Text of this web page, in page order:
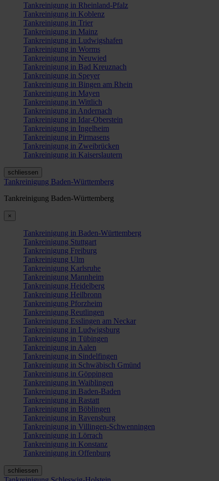
Tankreinigung in Rheinland-Pfalz
Tankreinigung in Koblenz
Tankreinigung in Trier
Tankreinigung in Mainz
Tankreinigung in Ludwigshafen
Tankreinigung in Worms
Tankreinigung in Neuwied
Tankreinigung in Bad Kreuznach
Tankreinigung in Speyer
Tankreinigung in Bingen am Rhein
Tankreinigung in Mayen
Tankreinigung in Wittlich
Tankreinigung in Andernach
Tankreinigung in Idar-Oberstein
Tankreinigung in Ingelheim
Tankreinigung in Pirmasens
Tankreinigung in Zweibrücken
Tankreinigung in Kaiserslautern
schliessen
Tankreinigung Baden-Württemberg
Tankreinigung Baden-Württemberg
×
Tankreinigung in Baden-Württemberg
Tankreinigung Stuttgart
Tankreinigung Freiburg
Tankreinigung Ulm
Tankreinigung Karlsruhe
Tankreinigung Mannheim
Tankreinigung Heidelberg
Tankreinigung Heilbronn
Tankreinigung Pforzheim
Tankreinigung Reutlingen
Tankreinigung Esslingen am Neckar
Tankreinigung in Ludwigsburg
Tankreinigung in Tübingen
Tankreinigung in Aalen
Tankreinigung in Sindelfingen
Tankreinigung in Schwäbisch Gmünd
Tankreinigung in Göppingen
Tankreinigung in Waiblingen
Tankreinigung in Baden-Baden
Tankreinigung in Rastatt
Tankreinigung in Böblingen
Tankreinigung in Ravensburg
Tankreinigung in Villingen-Schwenningen
Tankreinigung in Lörrach
Tankreinigung in Konstanz
Tankreinigung in Offenburg
schliessen